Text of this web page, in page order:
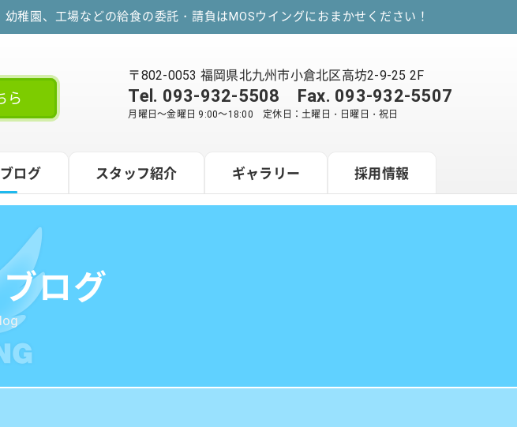
稚園、工場などの給食の委託・請負はMOSウイングにおまかせください！
ら
〒802-0053 福岡県北九州市小倉北区高坊2-9-25 2F
Tel. 093-932-5508 Fax. 093-932-5507
月曜日～金曜日 9:00～18:00 定休日：土曜日・日曜日・祝日
ログ スタッフ紹介 ギャラリー 採用情報
ログ